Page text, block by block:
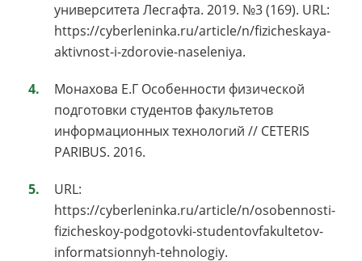
университета Лесгафта. 2019. №3 (169). URL:
https://cyberleninka.ru/article/n/fizicheskaya-
aktivnost-i-zdorovie-naseleniya.
Монахова Е.Г Особенности физической
подготовки студентов факультетов
информационных технологий // CETERIS
PARIBUS. 2016.
URL:
https://cyberleninka.ru/article/n/osobennosti-
fizicheskoy-podgotovki-studentovfakultetov-
informatsionnyh-tehnologiy.